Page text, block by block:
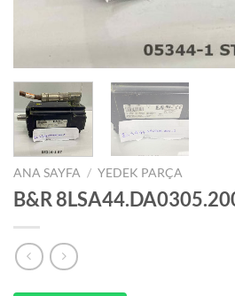
ANA SAYFA / YEDEK PARÇA
B&R